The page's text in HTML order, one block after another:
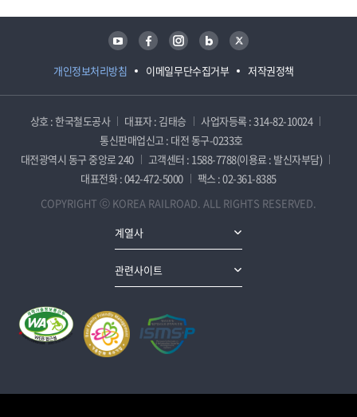
개인정보처리방침 이메일무단수집거부 저작권정책
유튜브 페이스북 인스타그램 블로그 트위터
상호 : 한국철도공사 대표자 : 김태승
사업자등록 : 314-82-10024
통신판매업신고 : 대전 동구-0233호
대전광역시 동구 중앙로 240
고객센터 : 1588-7788(이용료 : 발신자부담)
대표전화 : 042-472-5000
팩스 : 02-361-8385
COPYRIGHT ⓒ KOREA RAILROAD. ALL RIGHTS RESERVED.
계열사
관련사이트